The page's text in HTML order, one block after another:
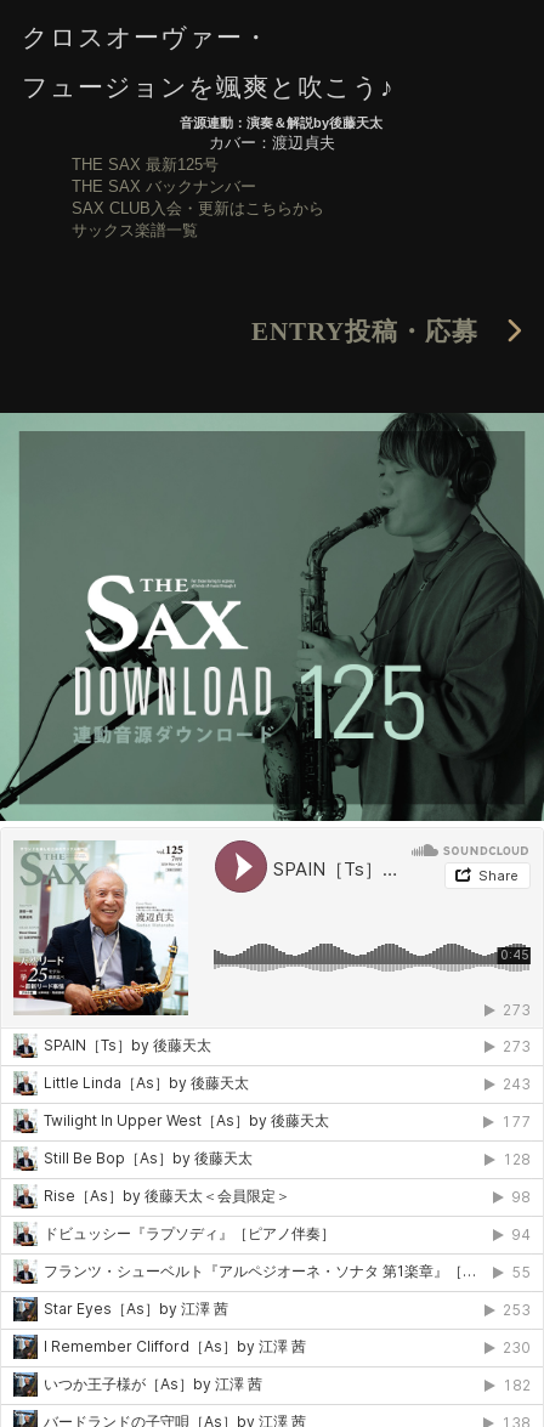
クロスオーヴァー・
フュージョンを颯爽と吹こう♪
音源連動：演奏＆解説by後藤天太
カバー：渡辺貞夫
THE SAX 最新125号
THE SAX バックナンバー
SAX CLUB入会・更新はこちらから
サックス楽譜一覧
ENTRY投稿・応募